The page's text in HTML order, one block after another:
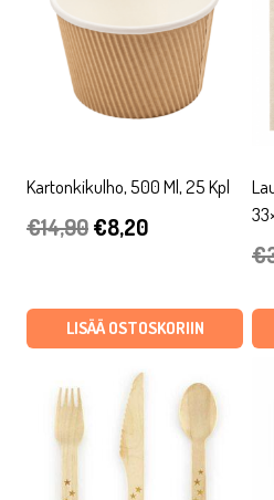
Kartonkikulho, 500 Ml, 25 Kpl
€14,90Alkuperäinen
€14,90.
€8,20Nykyinen
€8,20.
LISÄÄ OSTOSKORIIN
€